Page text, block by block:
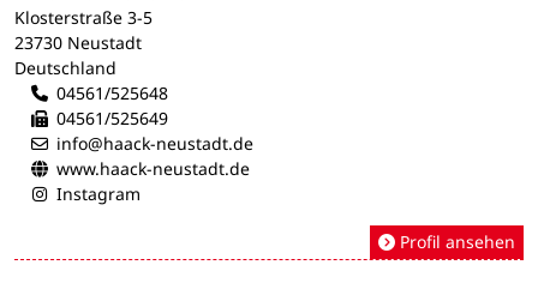
Klosterstraße 3-5
23730 Neustadt
Deutschland
04561/525648
04561/525649
info@haack-neustadt.de
www.haack-neustadt.de
Instagram
Profil ansehen